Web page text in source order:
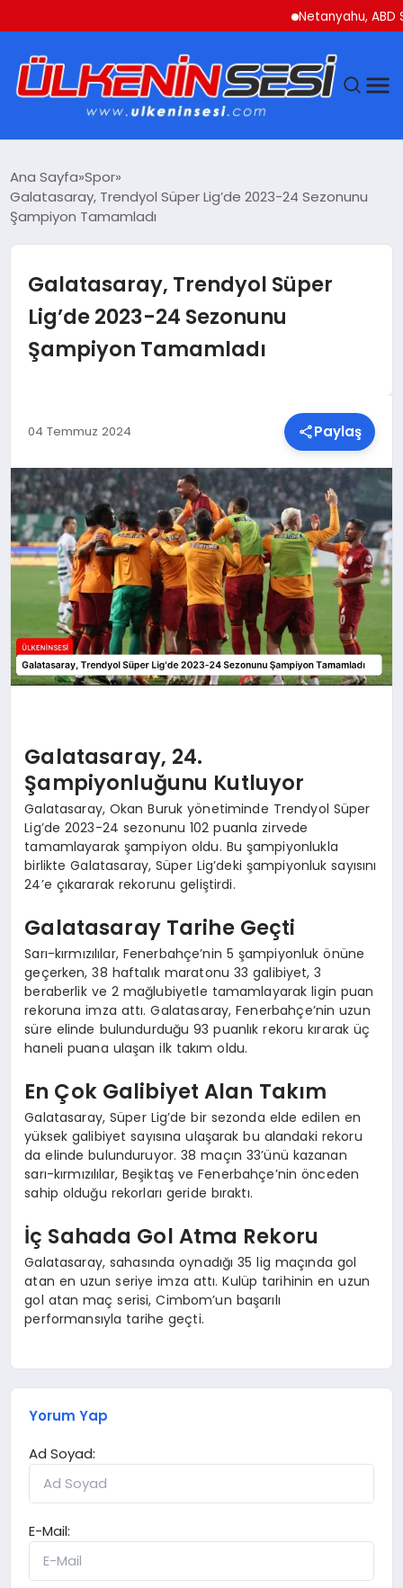
Netanyahu, ABD
EKONOMI
SAĞLIK
TEKNOLOJI
YAŞAM
MALATYA HABERLERI
Ana Sayfa Spor
Galatasaray, Trendyol Süper Lig’de 2023-24 Sezonunu
Şampiyon Tamamladı
Galatasaray, Trendyol Süper
Lig’de 2023-24 Sezonunu
Şampiyon Tamamladı
04 Temmuz 2024 Paylaş
Galatasaray, 24.
Şampiyonluğunu Kutluyor
Galatasaray, Okan Buruk yönetiminde Trendyol Süper
Lig’de 2023-24 sezonunu 102 puanla zirvede
tamamlayarak şampiyon oldu. Bu şampiyonlukla
birlikte Galatasaray, Süper Lig’deki şampiyonluk sayısını
24’e çıkararak rekorunu geliştirdi.
Galatasaray Tarihe Geçti
Sarı-kırmızılılar, Fenerbahçe’nin 5 şampiyonluk önüne
geçerken, 38 haftalık maratonu 33 galibiyet, 3
beraberlik ve 2 mağlubiyetle tamamlayarak ligin puan
rekoruna imza attı. Galatasaray, Fenerbahçe’nin uzun
süre elinde bulundurduğu 93 puanlık rekoru kırarak üç
haneli puana ulaşan ilk takım oldu.
En Çok Galibiyet Alan Takım
Galatasaray, Süper Lig’de bir sezonda elde edilen en
yüksek galibiyet sayısına ulaşarak bu alandaki rekoru
da elinde bulunduruyor. 38 maçın 33’ünü kazanan
sarı-kırmızılılar, Beşiktaş ve Fenerbahçe’nin önceden
sahip olduğu rekorları geride bıraktı.
İç Sahada Gol Atma Rekoru
Galatasaray, sahasında oynadığı 35 lig maçında gol
atan en uzun seriye imza attı. Kulüp tarihinin en uzun
gol atan maç serisi, Cimbom’un başarılı
performansıyla tarihe geçti.
Yorum Yap
Ad Soyad:
E-Mail: